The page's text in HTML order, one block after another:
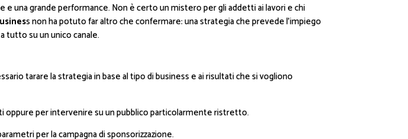
una grande performance. Non è certo un mistero per gli addetti ai lavori e chi
s non ha potuto far altro che confermare: una strategia che prevede l’impiego
tutto su un unico canale.
tarare la strategia in base al tipo di business e ai risultati che si vogliono
oppure per intervenire su un pubblico particolarmente ristretto.
per la campagna di sponsorizzazione.